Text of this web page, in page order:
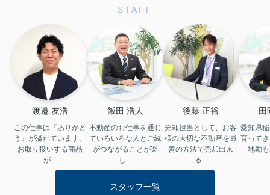
の選び方！稲沢市で理想の...
▼この記事で分かること ・中古一戸
建ては価格だけでなく、築年数や耐
震基準を確認することが重要。 ・内
見では水回りや外壁、屋根など建物
の状態を細かく確認する。 ・リノ
ベ...
2026.02.28
と相場をご紹介！稲沢市で...
住まいの水回り、特にキッチンや浴
室、トイレ、洗面所は、毎日の暮ら
しに欠かせない場所です。 しかし、
つとともに、古くなったり、使いに
STAFF
渡邉 友浩
この仕事は『ありがと
う』が溢れています。
お取り扱いする商品
が...
飯田 浩人
不動産のお仕事を通じ
ていろいろな人とご縁
がつながることが楽
し...
後藤 正裕
売却担当として、お客
様の大切な不動産を最
善の方法で売却出来
る...
田
愛知県
育って
地勘
スタッフ一覧